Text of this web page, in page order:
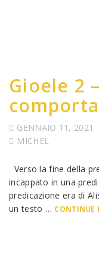
Gioele 2
GENNAIO 11, 2021
MICHEL
Verso la fine della
incappato in una
predicazione era di
un testo … CONTINUE